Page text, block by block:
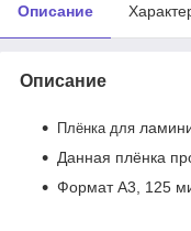
Описание
Описание
Плёнка для
Данная плёнка
Формат А3, 125